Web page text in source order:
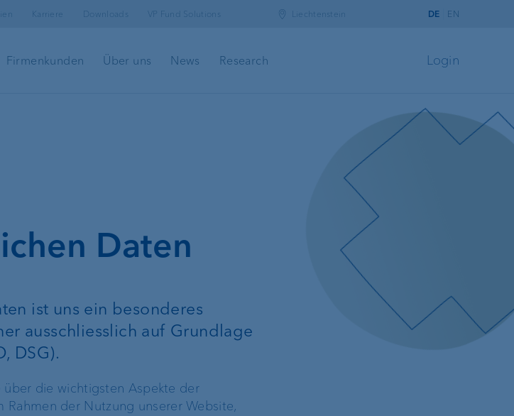
Karriere Downloads VP Fund Solutions Liechtenstein DE EN
Firmenkunden Über uns News Research
Investment
Recommender
VP Bank Developer
Login
Daten
ist uns ein besonderes
ausschliesslich auf Grundlage
DSG).
die wichtigsten Aspekte der
der Nutzung unserer Website,